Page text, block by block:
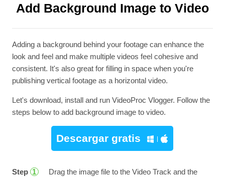
Add Background Image to Video
Adding a background behind your footage can enhance the
look and feel and make multiple videos feel cohesive and
consistent. It's also great for filling in space when you're
publishing vertical footage as a horizontal video.
Let's download, install and run VideoProc Vlogger. Follow the
steps below to add background image to video.
Descargar gratis
Step 1
Drag the image file to the Video Track and the